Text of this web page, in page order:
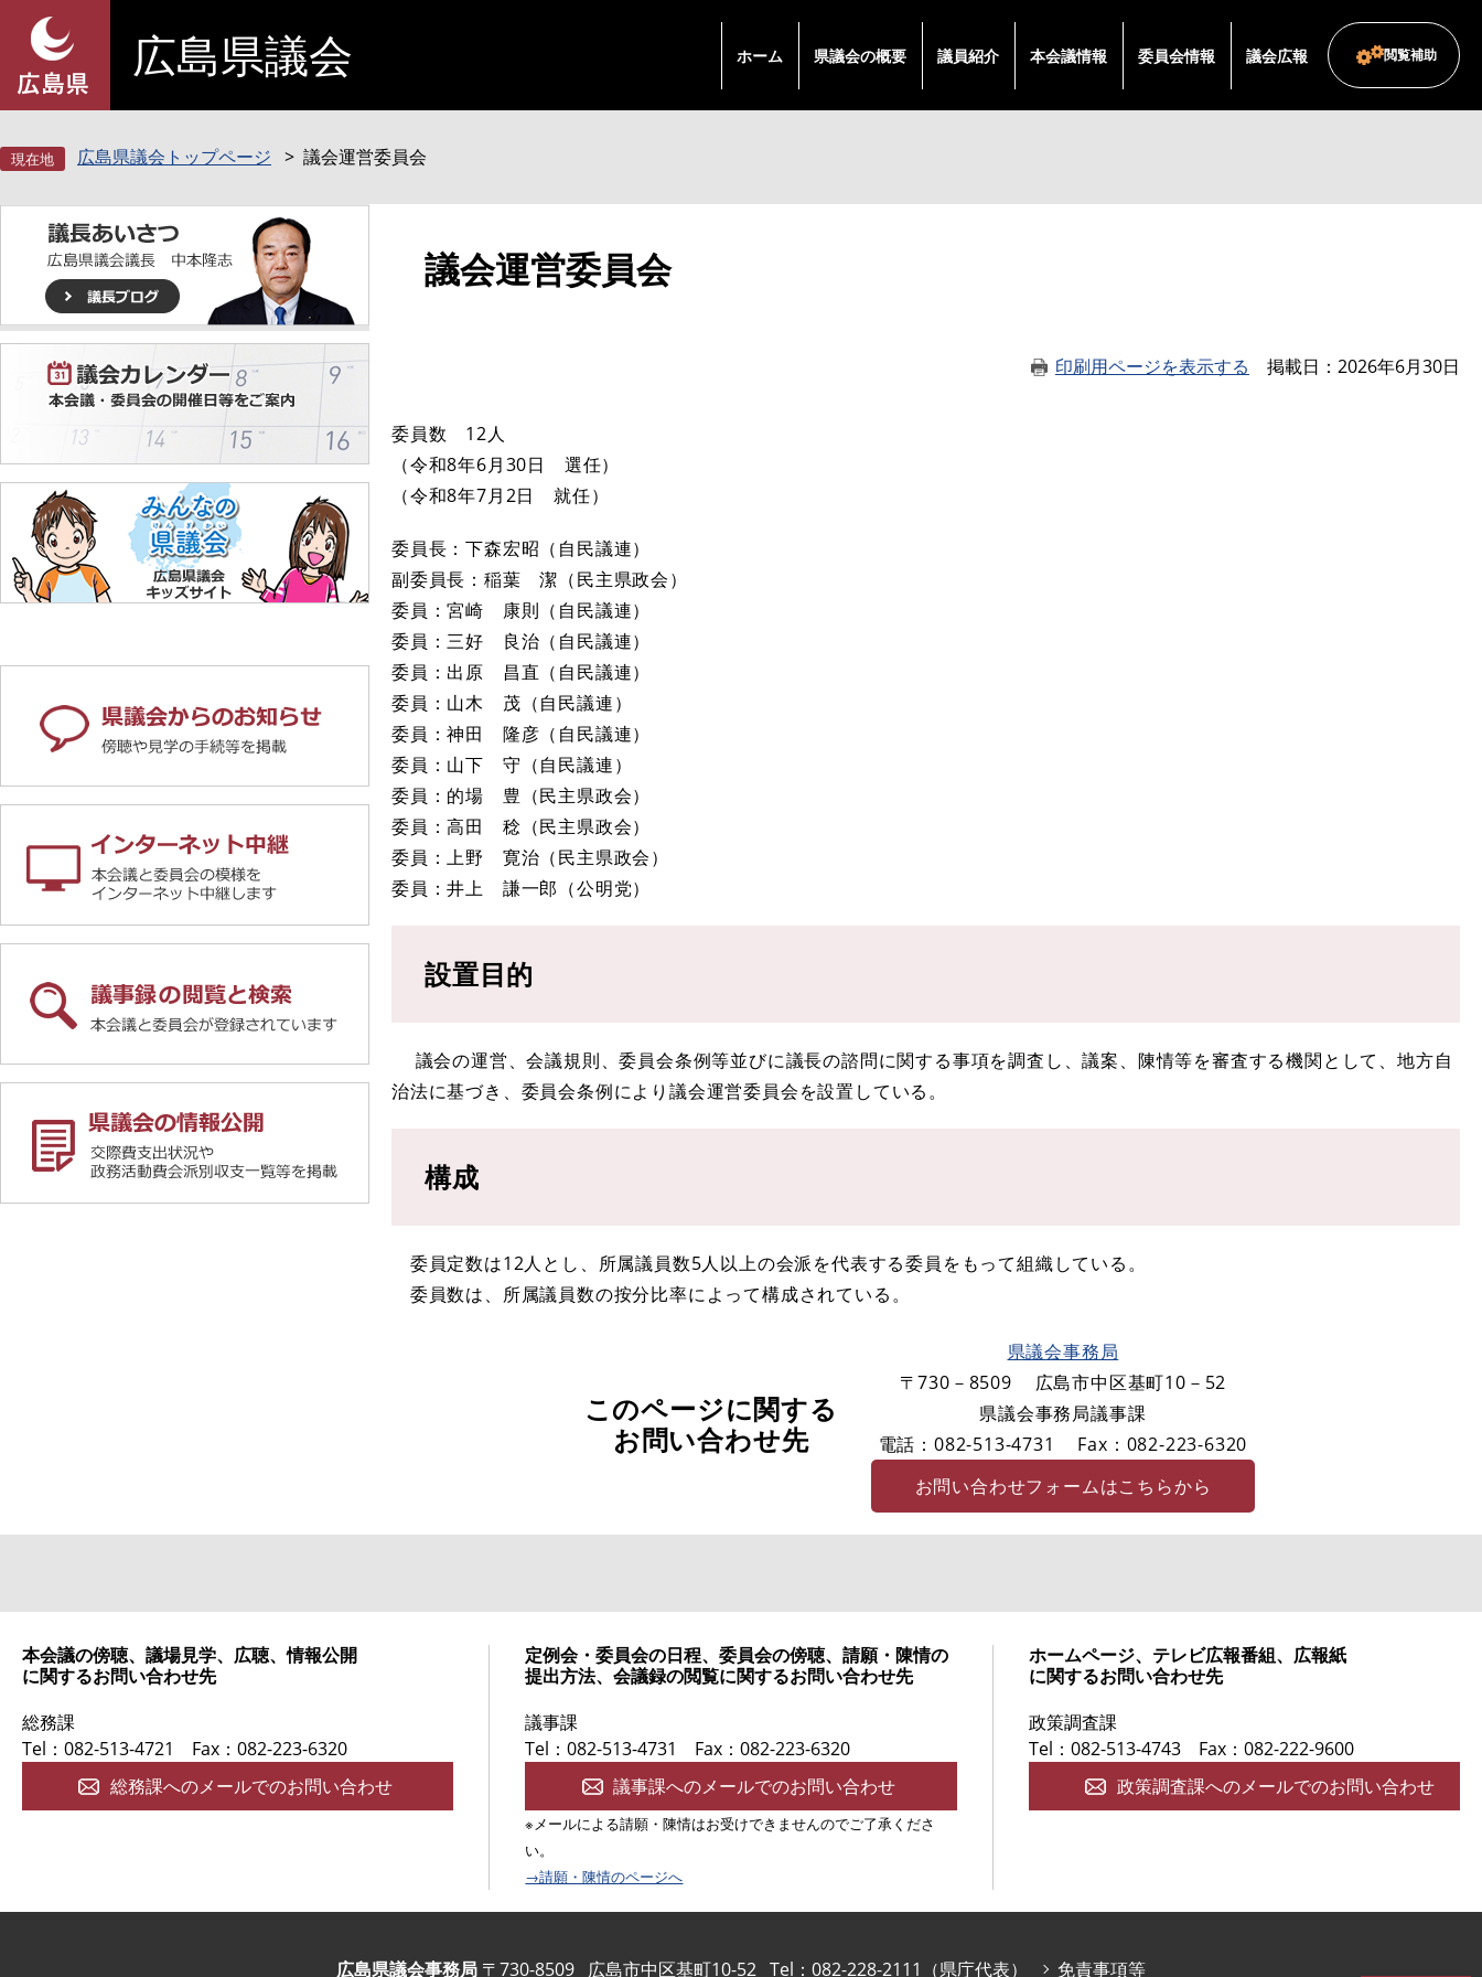
頭
で
飛
ば
広島県議会 ホーム 県議会の概要 議員紹介 本会議情報 委員会情報 議会広報 閲覧補助
広島県議会トップページ 議会運営委員会
議会運営委員会
印刷用ページを表示する 掲載日 2026年6月30日
委員数 12人​
​（令和8年6月30日 選任）
​（令和8年7月2日 就任）
委員長：下森宏昭（自民議連）
副委員長：稲葉 潔（民主県政会）
委員：宮崎 康則（自民議連）
委員：三好 良治（自民議連）
委員：出原 昌直（自民議連）
委員：山木 茂（自民議連）
委員：神田 隆彦（自民議連）
委員：山下 守（自民議連）
委員：的場 豊（民主県政会）
委員：高田 稔（民主県政会）
委員：上野 寛治（民主県政会）
委員：井上 謙一郎（公明党）
設置目的
議会の運営、会議規則、委員会条例等並びに議長の諮問に関する事項を調査し、議案、陳情等を審査する機関として、地方自
治法に基づき、委員会条例により議会運営委員会を設置している。
構成
委員定数は12人とし、所属議員数5人以上の会派を代表する委員をもって組織している。
委員数は、所属議員数の按分比率によって構成されている。
このページに関する
お問い合わせ先
県議会事務局
〒730－8509
広島市中区基町10－52
県議会事務局議事課
電話：082-513-4731
Fax：082-223-6320
お問い合わせフォームはこちらから
本会議の傍聴、議場見学、広聴、情報公開
に関するお問い合わせ先
総務課
Tel：082-513-4721
Fax：082-223-6320
総務課へのメールでのお問い合わせ
定例会・委員会の日程、委員会の傍聴、請願・陳情の
提出方法、会議録の閲覧に関するお問い合わせ先
議事課
Tel：082-513-4731
Fax：082-223-6320
議事課へのメールでのお問い合わせ
※メールによる請願・陳情はお受けできませんのでご了承くださ
い。
→請願・陳情のページへ
ホームページ、テレビ広報番組、広報紙
に関するお問い合わせ先
政策調査課
Tel：082-513-4743
Fax：082-222-9600
政策調査課へのメールでのお問い合わせ
広島県議会事務局 〒730-8509 広島市中区基町10-52 Tel：082-228-2111（県庁代表） 免責事項等